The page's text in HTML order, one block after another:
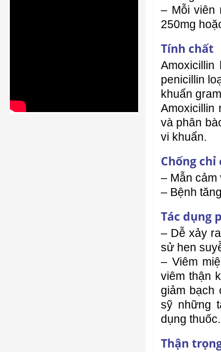
– Mỗi viên
250mg
Tính chất
penicillin
khuẩn
Amoxicillin
và phân
vi khuẩn.
Chống chỉ
– Mẫn
– Bệnh
Tác dụng
– Dễ xảy
sử hen
– Viêm
viêm thận
giảm bạch
sỹ những
dụng thuốc.
Thận